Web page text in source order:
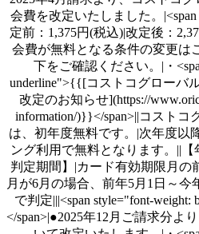
会費を改定いたしました。
定前：1,375円(税込)|改定後：
会費が無料となる条件の変更は
下をご確認ください。|・
underline">{{[コストコグローバ
改定のお知らせ](https://
information/)}}</span>||コスト
は、初年度無料です。|次年度以
ング利用で無料となります。||
判定期間】|カード有効期限月の
月が6月の場合、前年5月1日～今
で判定|||<span style="font-
</span>|●2025年12月ご請求分よ